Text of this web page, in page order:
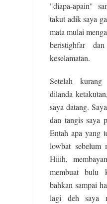
"diapa-apain"
takut adik saya
mata mulai
beristighfar
keselamatan.
Setelah
dilanda
saya datang.
dan tangis saya
Entah apa yang
lowbat sebelum
Hiiih,
membuat bulu
bahkan sampai
lagi deh saya